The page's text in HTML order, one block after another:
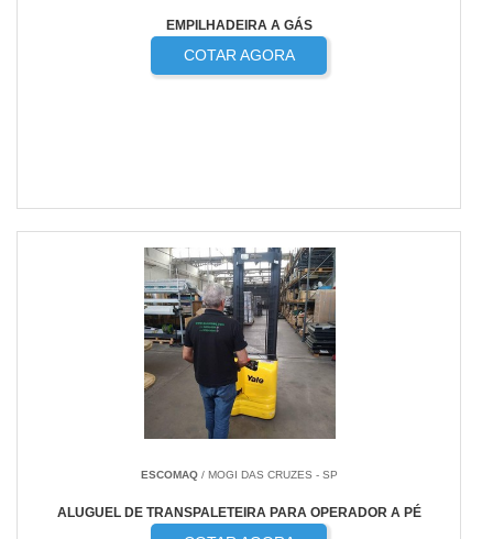
EMPILHADEIRA A GÁS
COTAR AGORA
ESCOMAQ/ MOGI DAS CRUZES - SP
ALUGUEL DE TRANSPALETEIRA PARA OPERADOR A PÉ